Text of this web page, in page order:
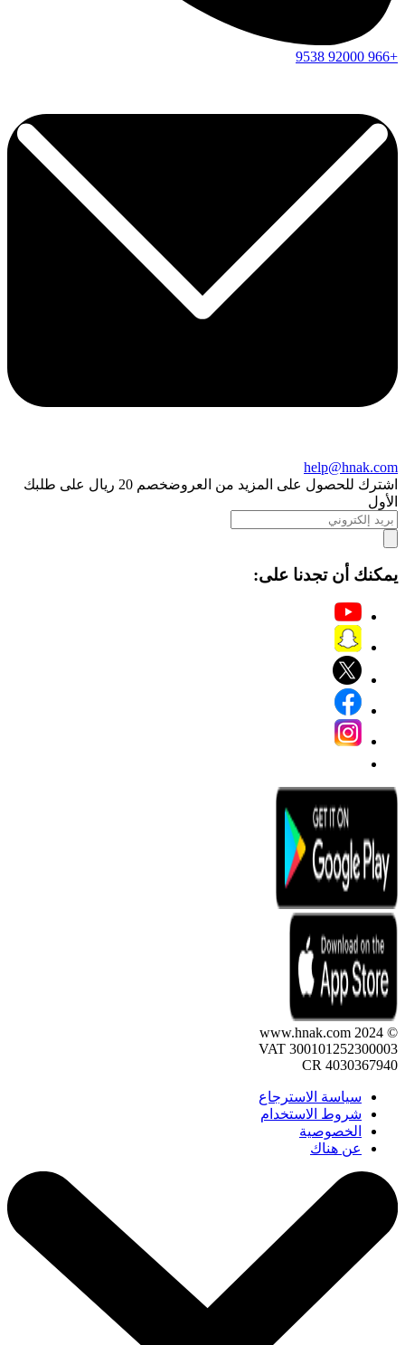
+966
92000
9538
help@hnak.com
اشترك للحصول على المزيد من العروض
خصم 20 ريال على طلبك
الأول
يمكنك أن تجدنا على:
© 2024 www.hnak.com
VAT 300101252300003
CR 4030367940
سياسة الاسترجاع
شروط الاستخدام
الخصوصية
عن هناك